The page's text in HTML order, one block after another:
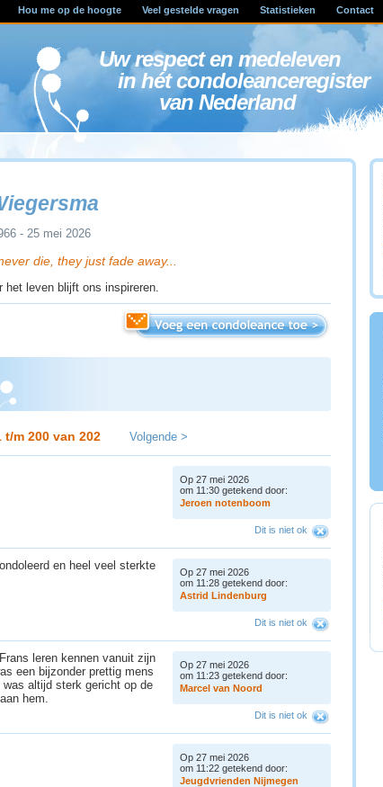
Hou me op de hoogte Veel gestelde vragen Statistieken Contact
Uw respect en medeleven
in hét condoleanceregister
van Nederland
- 25 mei 2026
die, they just fade away...
het leven blijft ons inspireren.
t/m 200 van 202 Volgende >
Op 27 mei 2026
om 11:30 getekend door:
Jeroen notenboom
Dit is niet ok
en heel veel sterkte
Op 27 mei 2026
om 11:28 getekend door:
Astrid Lindenburg
Dit is niet ok
leren kennen vanuit zijn
een bijzonder prettig mens
altijd sterk gericht op de
hem.
Op 27 mei 2026
om 11:23 getekend door:
Marcel van Noord
Dit is niet ok
Op 27 mei 2026
om 11:22 getekend door:
Jeugdvrienden Nijmegen